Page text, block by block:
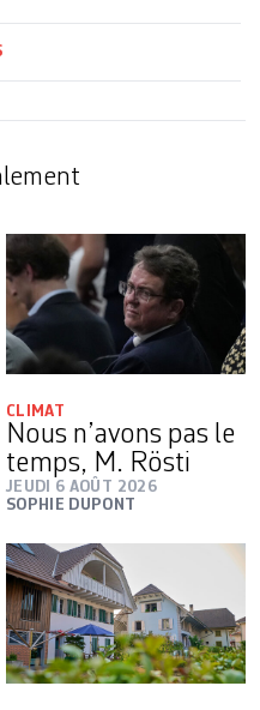
CLIMAT
Nous n’avons pas le
temps, M. Rösti
JEUDI 6 AOÛT 2026
SOPHIE DUPONT